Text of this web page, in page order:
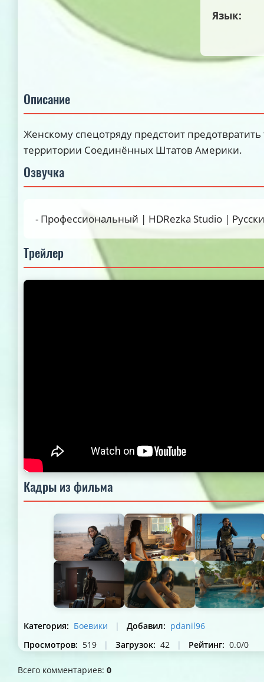
Язык:
Описание
Женскому спецотряду предстоит предотвратить
территории Соединённых Штатов Америки.
Озвучка
- Профессиональный | HDRezka Studio |
Трейлер
Кадры из фильма
Категория: Боевики | Добавил: pdanil96
Просмотров: 519 | Загрузок: 42 | Рейтинг: 0.0/0
Всего комментариев: 0